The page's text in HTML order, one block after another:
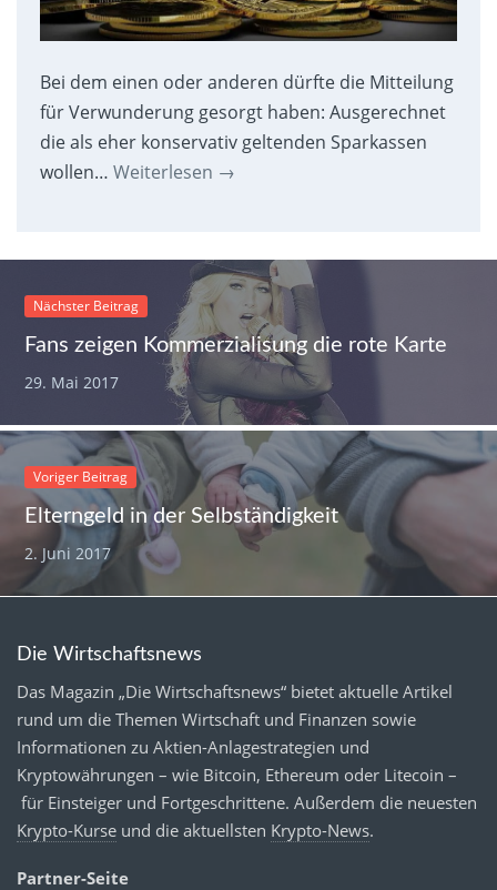
Bei dem einen oder anderen dürfte die Mitteilung
für Verwunderung gesorgt haben: Ausgerechnet
die als eher konservativ geltenden Sparkassen
wollen… Weiterlesen →
Nächster Beitrag
Fans zeigen Kommerzialisung die rote Karte
29. Mai 2017
Voriger Beitrag
Elterngeld in der Selbständigkeit
2. Juni 2017
Die Wirtschaftsnews
Das Magazin „Die Wirtschaftsnews“ bietet aktuelle Artikel
rund um die Themen Wirtschaft und Finanzen sowie
Informationen zu Aktien-Anlagestrategien und
Kryptowährungen – wie Bitcoin, Ethereum oder Litecoin –
für Einsteiger und Fortgeschrittene. Außerdem die neuesten
Krypto-Kurse und die aktuellsten Krypto-News.
Partner-Seite